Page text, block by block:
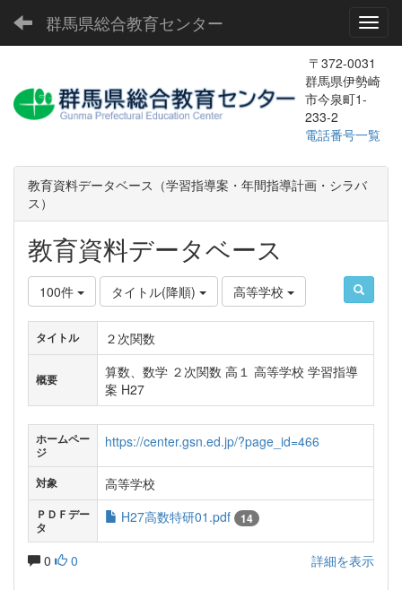
群馬県総合教育センター
〒372-0031
群馬県伊勢崎
市今泉町1-
233-2
電話番号一覧
教育資料データベース（学習指導案・年間指導計画・シラバ
ス）
教育資料データベース
100件 タイトル(降順) 高等学校
タイトル ２次関数
概要
算数、数学 ２次関数 高１ 高等学校 学習指導
案 H27
ホームペー
ジ
https://center.gsn.ed.jp/?page_id=466
対象 高等学校
ＰＤＦデー
タ
H27高数特研01.pdf 14
0 0 詳細を表示